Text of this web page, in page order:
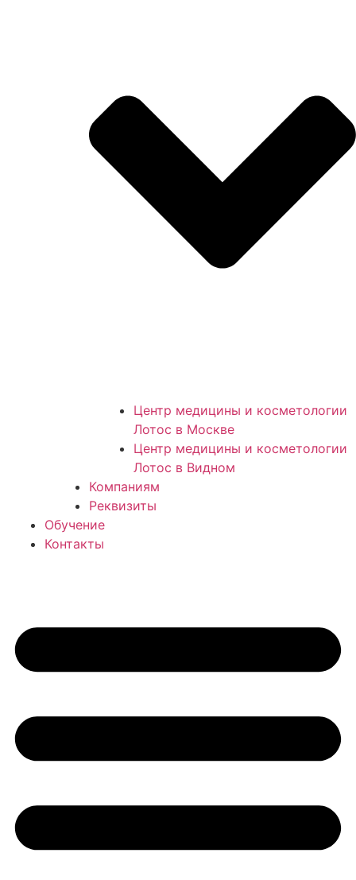
Центр медицины и косметологии
Лотос в Москве
Центр медицины и косметологии
Лотос в Видном
Компаниям
Реквизиты
Обучение
Контакты